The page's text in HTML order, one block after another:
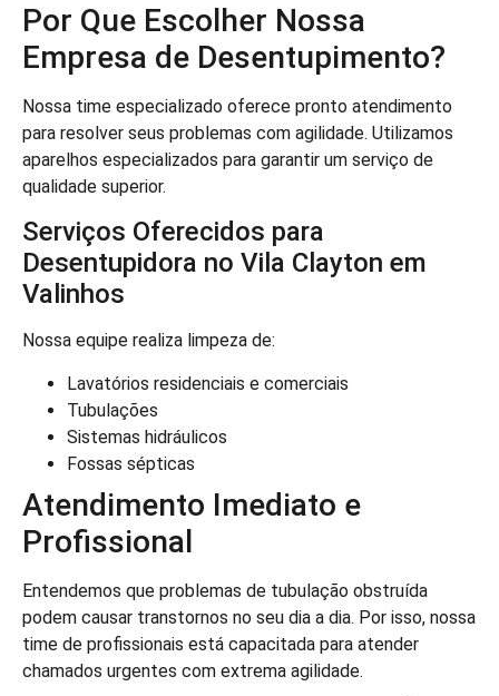
Por Que Escolher Nossa
Empresa de Desentupimento?
Nossa time especializado oferece pronto atendimento
para resolver seus problemas com agilidade. Utilizamos
aparelhos especializados para garantir um serviço de
qualidade superior.
Serviços Oferecidos para
Desentupidora no Vila Clayton em
Valinhos
Nossa equipe realiza limpeza de:
Lavatórios residenciais e comerciais
Tubulações
Sistemas hidráulicos
Fossas sépticas
Atendimento Imediato e
Profissional
Entendemos que problemas de tubulação obstruída
podem causar transtornos no seu dia a dia. Por isso, nossa
time de profissionais está capacitada para atender
chamados urgentes com extrema agilidade.